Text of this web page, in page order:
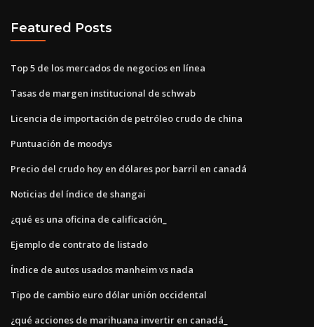
Featured Posts
Top 5 de los mercados de negocios en línea
Tasas de margen institucional de schwab
Licencia de importación de petróleo crudo de china
Puntuación de moodys
Precio del crudo hoy en dólares por barril en canadá
Noticias del índice de shangai
¿qué es una oficina de calificación_
Ejemplo de contrato de listado
Índice de autos usados ​​manheim vs nada
Tipo de cambio euro dólar unión occidental
¿qué acciones de marihuana invertir en canadá_